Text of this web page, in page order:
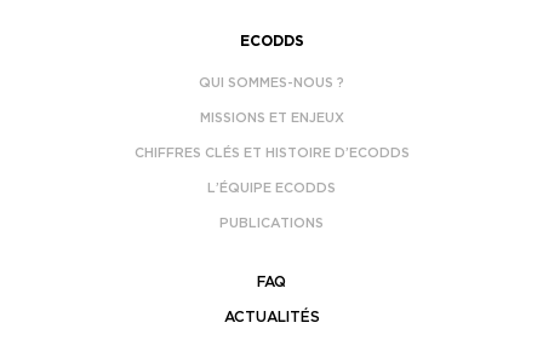
ECODDS
QUI SOMMES-NOUS ?
MISSIONS ET ENJEUX
CHIFFRES CLÉS ET HISTOIRE D’ECODDS
L’ÉQUIPE ECODDS
PUBLICATIONS
FAQ
ACTUALITÉS